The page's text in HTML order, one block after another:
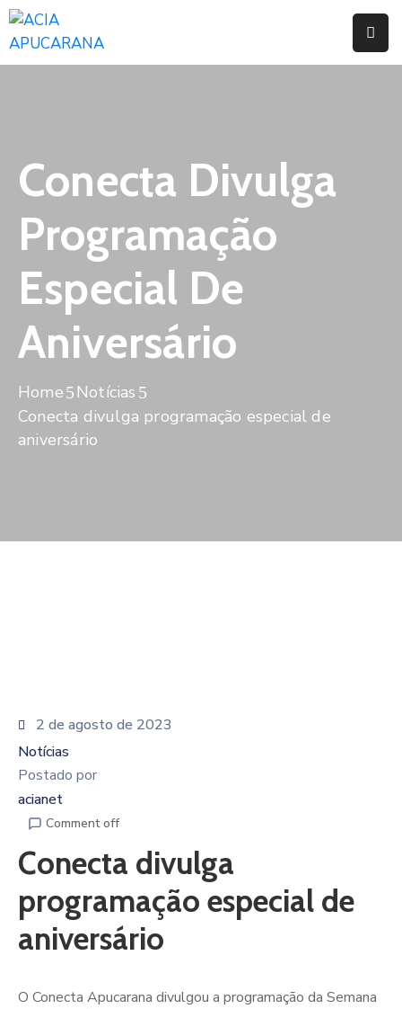
Serviços
Campanhas
Convênios
Benefícios
Fórum
Desenvolve
Instituto
De
Pesquisa
Conecta Divulga
Programação
Especial De
Aniversário
Home
Notícias
Conecta divulga programação especial de
aniversário
2 de agosto de 2023
Notícias
Postado por
acianet
Comment off
Conecta divulga
programação especial de
aniversário
O Conecta Apucarana divulgou a programação da Semana